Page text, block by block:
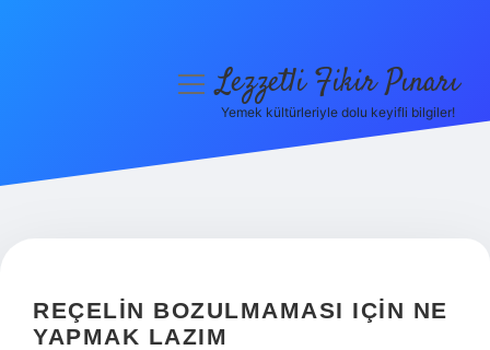
Hakkımızda
menüyüLezzetli Fikir Pınarı
Yemek kültürleriyle dolu keyifli bilgiler!
REÇELIN BOZULMAMASI IÇIN NE
YAPMAK LAZIM